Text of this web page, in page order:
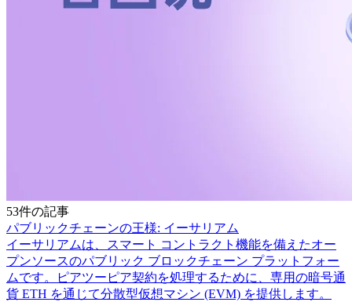
53件の記事
パブリックチェーンの王様: イーサリアム
イーサリアムは、スマート コントラクト機能を備えたオー
プンソースのパブリック ブロックチェーン プラットフォー
ムです。ピアツーピア契約を処理するために、専用の暗号通
貨 ETH を通じて分散型仮想マシン (EVM) を提供します。